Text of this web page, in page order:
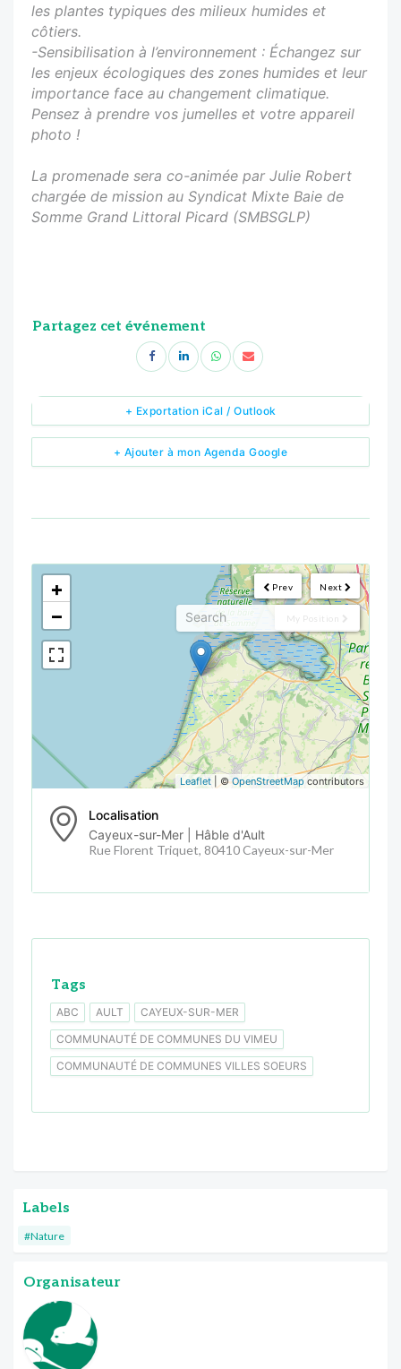
les plantes typiques des milieux humides et
côtiers.
-Sensibilisation à l’environnement : Échangez sur
les enjeux écologiques des zones humides et leur
importance face au changement climatique.
Pensez à prendre vos jumelles et votre appareil
photo !
La promenade sera co-animée par Julie Robert
chargée de mission au Syndicat Mixte Baie de
Somme Grand Littoral Picard (SMBSGLP)
Partagez cet événement
+ Ajouter à mon Agenda Google
+ Exportation iCal / Outlook
Next
Prev
My Position
<!---->
+
−
Leaflet | ©OpenStreetMapcontributors
Localisation
Cayeux-sur-Mer | Hâble d'Ault
Rue Florent Triquet, 80410 Cayeux-sur-Mer
Tags
ABC AULT
CAYEUX-SUR-MER
COMMUNAUTÉ DE COMMUNES DU VIMEU
COMMUNAUTÉ DE COMMUNES VILLES SOEURS
Labels
#Nature
Organisateur